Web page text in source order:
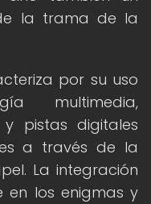
la trama de la
por su uso
multimedia,
y pistas digitales
a través de la
La integración
los enigmas y